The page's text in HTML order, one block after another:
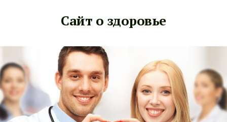
Сайт о здоровье